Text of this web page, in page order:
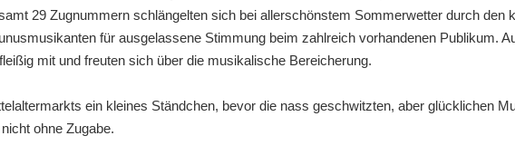
29 Zugnummern schlängelten sich bei allerschönstem Sommerwetter durch den
für ausgelassene Stimmung beim zahlreich vorhandenen Publikum.
mit und freuten sich über die musikalische Bereicherung.
ein kleines Ständchen, bevor die nass geschwitzten, aber glücklichen
ohne Zugabe.